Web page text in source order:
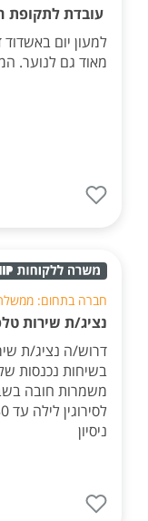
עובדת לתקופת
למעון יום
מאוד גם לנוער.
חברה בתחום:
נציג/ת שירות
דרוש/ה נציג/ת
ניסיון